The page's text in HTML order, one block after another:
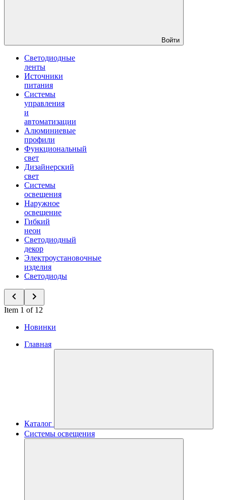
Войти
Светодиодные
ленты
Источники
питания
Системы
управления
и
автоматизации
Алюминиевые
профили
Функциональный
свет
Дизайнерский
свет
Системы
освещения
Наружное
освещение
Гибкий
неон
Светодиодный
декор
Электроустановочные
изделия
Светодиоды
Item 1 of 12
Новинки
Главная
Каталог
Системы освещения